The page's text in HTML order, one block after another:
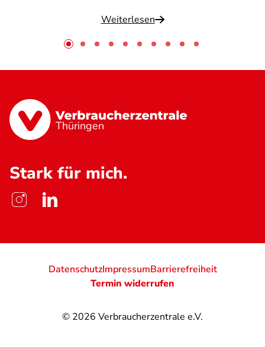
Weiterlesen
Thüringen
Stark für mich.
© 2026 Verbraucherzentrale e.V.
DatenschutzImpressumBarrierefreiheit
Termin widerrufen